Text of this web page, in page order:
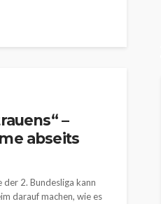
–
abseits
der 2. Bundesliga kann
darauf machen, wie es